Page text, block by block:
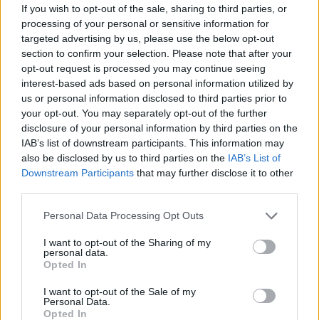
If you wish to opt-out of the sale, sharing to third parties, or
processing of your personal or sensitive information for
targeted advertising by us, please use the below opt-out
section to confirm your selection. Please note that after your
opt-out request is processed you may continue seeing
interest-based ads based on personal information utilized by
us or personal information disclosed to third parties prior to
your opt-out. You may separately opt-out of the further
disclosure of your personal information by third parties on the
IAB’s list of downstream participants. This information may
also be disclosed by us to third parties on the IAB’s List of
Downstream Participants that may further disclose it to other
Please note that this website/app uses one or more Google
not limited to your visit or usage behaviour. You may click to
grant or deny consent to Google and its third-party tags to
use your data for below specified purposes in below Google
consent section.
Personal Data Processing Opt Outs
I want to opt-out of the Sharing of my
personal data.
Opted In
I want to opt-out of the Sale of my
Personal Data.
Opted In
“Viņavienkārši grib
izaugt.” Piecgadīgajai
Paulai nepieciešama
sabiedrības palīdzība